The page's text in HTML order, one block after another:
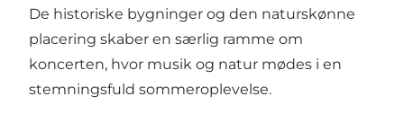
De historiske bygninger og den naturskønne
placering skaber en særlig ramme om
koncerten, hvor musik og natur mødes i en
stemningsfuld sommeroplevelse.